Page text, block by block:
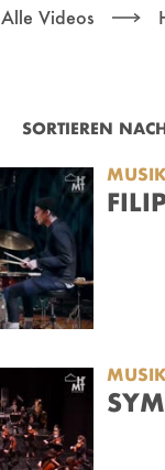
Alle Videos
SORTIEREN